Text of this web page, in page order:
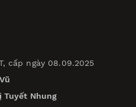
cấp ngày 08.09.2025
Tuyết Nhung